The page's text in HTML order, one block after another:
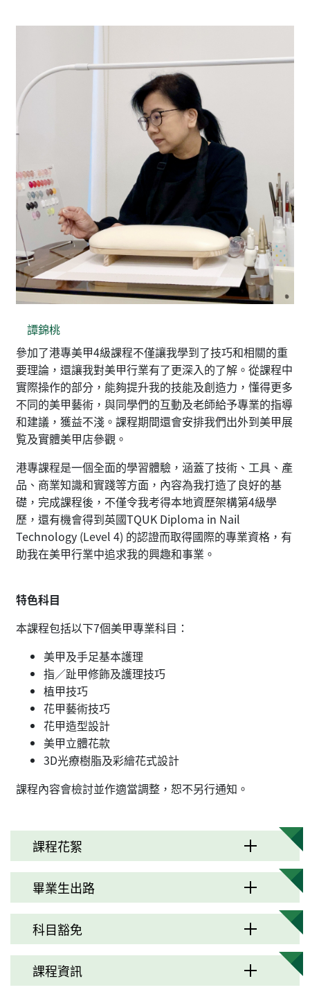
譚錦桃
參加了港專美甲4級課程不僅讓我學到了技巧和相關的重
要理論，還讓我對美甲行業有了更深入的了解。從課程中
實際操作的部分，能夠提升我的技能及創造力，懂得更多
不同的美甲藝術，與同學們的互動及老師給予專業的指導
和建議，獲益不淺。課程期間還會安排我們出外到美甲展
覧及實體美甲店參觀。
港專課程是一個全面的學習體驗，涵蓋了技術、工具、產
品、商業知識和實踐等方面，內容為我打造了良好的基
礎，完成課程後，不僅令我考得本地資歷架構第4級學
歷，還有機會得到英國TQUK Diploma in Nail
Technology (Level 4) 的認證而取得國際的專業資格，有
助我在美甲行業中追求我的興趣和事業。
特色科目
本課程包括以下7個美甲專業科目：
美甲及手足基本護理
指／趾甲修飾及護理技巧
植甲技巧
花甲藝術技巧
花甲造型設計
美甲立體花款
3D光療樹脂及彩繪花式設計
課程內容會檢討並作適當調整，恕不另行通知。
課程花絮
畢業生出路
科目豁免
課程資訊